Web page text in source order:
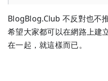
BlogBlog.Club 不反對也不
希望大家都可以在網路上建
在一起，就這樣而已。